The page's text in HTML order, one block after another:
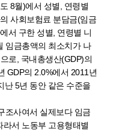
8월)에서 성별, 연령별
사회보험료 분담금(임금
서 구한 성별, 연령별 니
임금총액의 최소치가 나
로, 국내총생산(GDP)의
GDP의 2.0%에서 2011년
난 5년 동안 같은 수준을
조사여서 실제보다 임금
서 노동부 고용형태별